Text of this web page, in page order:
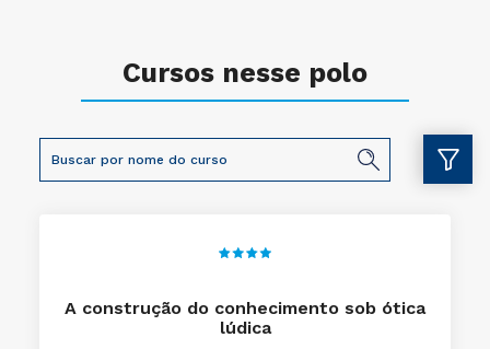
Cursos nesse polo
A construção do conhecimento sob ótica
lúdica